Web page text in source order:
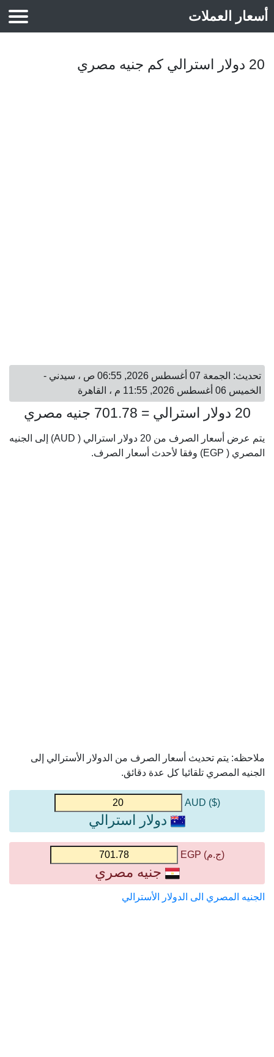
أسعار العملات
20 دولار استرالي كم جنيه مصري
تحديث: الجمعة 07 أغسطس 2026, 06:55 ص ، سيدني -
الخميس 06 أغسطس 2026, 11:55 م ، القاهرة
20 دولار استرالي = 701.78 جنيه مصري
يتم عرض أسعار الصرف من 20 دولار استرالي ( AUD) إلى الجنيه
المصري ( EGP) وفقا لأحدث أسعار الصرف.
ملاحظه: يتم تحديث أسعار الصرف من الدولار الأسترالي إلى
الجنيه المصري تلقائيا كل عدة دقائق.
($) AUD
دولار استرالي
(ج.م) EGP
جنيه مصري
الجنيه المصري الى الدولار الأسترالي